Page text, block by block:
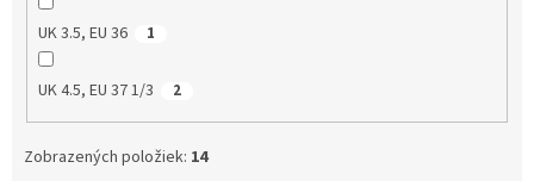
UK 3.5, EU 36 1
UK 4.5, EU 37 1/3 2
Zobrazených položiek: 14